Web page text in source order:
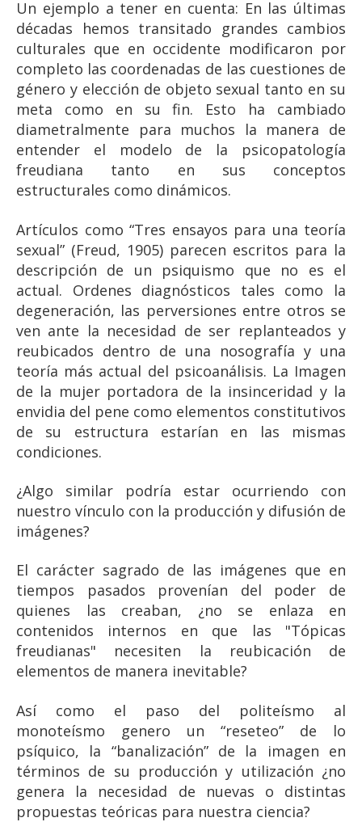
Un ejemplo a tener en cuenta: En las últimas
décadas hemos transitado grandes cambios
culturales que en occidente modificaron por
completo las coordenadas de las cuestiones de
género y elección de objeto sexual tanto en su
meta como en su fin. Esto ha cambiado
diametralmente para muchos la manera de
entender el modelo de la psicopatología
freudiana tanto en sus conceptos
estructurales como dinámicos.
Artículos como “Tres ensayos para una teoría
sexual” (Freud, 1905) parecen escritos para la
descripción de un psiquismo que no es el
actual. Ordenes diagnósticos tales como la
degeneración, las perversiones entre otros se
ven ante la necesidad de ser replanteados y
reubicados dentro de una nosografía y una
teoría más actual del psicoanálisis. La Imagen
de la mujer portadora de la insinceridad y la
envidia del pene como elementos constitutivos
de su estructura estarían en las mismas
condiciones.
¿Algo similar podría estar ocurriendo con
nuestro vínculo con la producción y difusión de
imágenes?
El carácter sagrado de las imágenes que en
tiempos pasados provenían del poder de
quienes las creaban, ¿no se enlaza en
contenidos internos en que las "Tópicas
freudianas" necesiten la reubicación de
elementos de manera inevitable?
Así como el paso del politeísmo al
monoteísmo genero un “reseteo” de lo
psíquico, la “banalización” de la imagen en
términos de su producción y utilización ¿no
genera la necesidad de nuevas o distintas
propuestas teóricas para nuestra ciencia?